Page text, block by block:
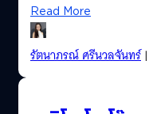
Read More
รัตนาภรณ์ ศรีนวลจันทร์|